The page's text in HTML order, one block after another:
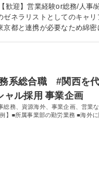
ております！ ※下記業務詳細 【業
、経理など当公社の運営に
、管理運営、新宿駅西口広場
場の見学ツアー事業 ※入社後
会社の定める業務 募集職種 【都庁グル
◇残業月平均9時間未満／有
歓迎】営業経験or総務/人事/
ゼネラリストとしてのキャリ
京都と連携が必要なため綿
を経験できます。 ■様々な
場内に設置された照明を兼
うなど、事業収益を生み出す
務系総合職 #関西を
ル採用 事業企画
総務、資源海外、事業企画、営業
】■所属事業部の勤労業務 ■海外
営業